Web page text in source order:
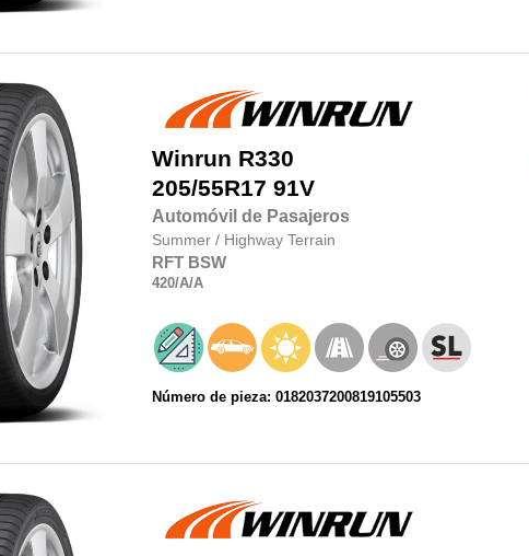
Winrun R330
205/55R17 91V
Automóvil de Pasajeros
Summer / Highway Terrain
RFT BSW
420/A/A
Número de pieza: 0182037200819105503